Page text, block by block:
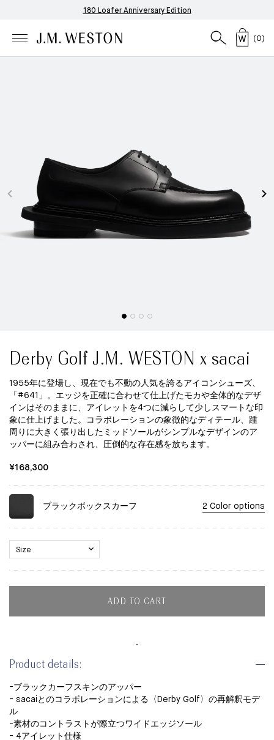
180 Loafer Anniversary Edition
(0)
Derby Golf J.M. WESTON x sacai
1955年に登場し、現在でも不動の人気を誇るアイコンシューズ、
「#641」。エッジを正確に合わせて仕上げたモカや全体的なデザ
インはそのままに、アイレットを4つに減らして少しスマートな印
象に仕上げました。コラボレーションの象徴的なディテール、踵
周りに大きく張り出したミッドソールがシンプルなデザインのア
ッパーに組み合わされ、圧倒的な存在感を放ちます。
¥168,300
ブラックボックスカーフ 2 Color options
ADD TO CART
Product details:
-ブラックカーフスキンのアッパー
- sacaiとのコラボレーションによる〈Derby Golf〉の再解釈モデ
ル
-素材のコントラストが際立つワイドエッジソール
- 4アイレット仕様